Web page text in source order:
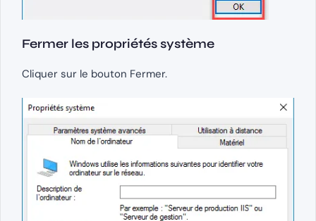
Fermer les propriétés système
Cliquer sur le bouton Fermer.